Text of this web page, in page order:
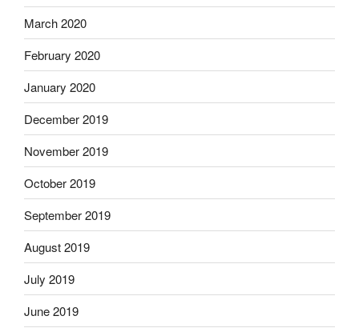
March 2020
February 2020
January 2020
December 2019
November 2019
October 2019
September 2019
August 2019
July 2019
June 2019